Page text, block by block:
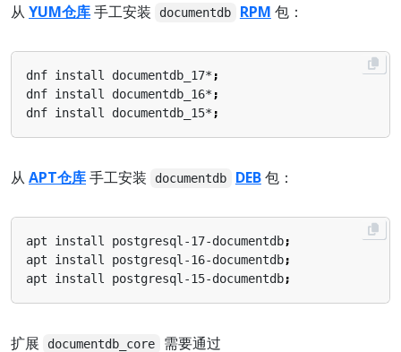
从 YUM仓库手工安装 documentdb RPM 包：
dnf install documentdb_17* ;
dnf install documentdb_16* ;
dnf install documentdb_15* ;
从 APT仓库手工安装 documentdb DEB包：
apt install postgresql-17-documentdb;
apt install postgresql-16-documentdb;
apt install postgresql-15-documentdb;
扩展 documentdb_core 需要通过